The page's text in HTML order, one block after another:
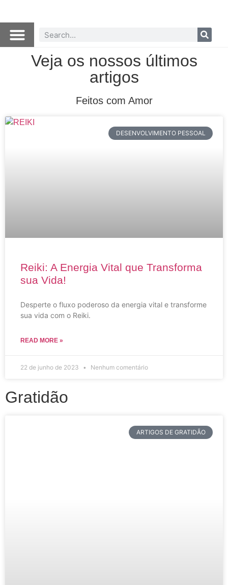
Veja os nossos últimos
artigos
Feitos com Amor
DESENVOLVIMENTO PESSOAL
Reiki: A Energia Vital que Transforma
sua Vida!
Desperte o fluxo poderoso da energia vital e transforme
sua vida com o Reiki.
READ MORE »
22 de junho de 2023 Nenhum comentário
Gratidão
ARTIGOS DE GRATIDÃO